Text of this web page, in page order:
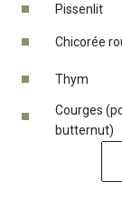
Pissenlit
Chicorée
Thym
Courges
butternut)